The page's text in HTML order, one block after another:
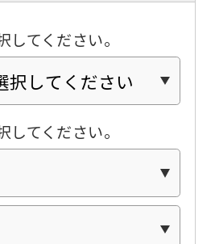
てください。
てください。
service,
the
Japanese
of
website